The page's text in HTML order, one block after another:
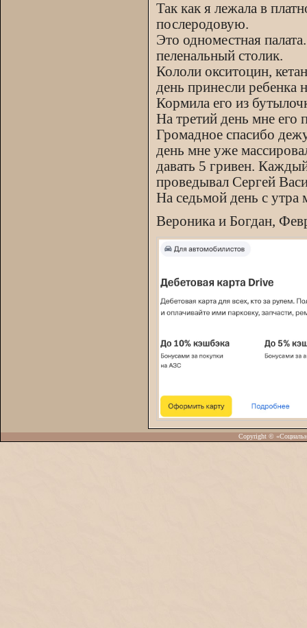
Так как я лежала в
послеродовую.
Это одноместная
пеленальный столик.
Кололи окситоцин,
день принесли ребенка
Кормила его из
На третий день мне его
Громадное спасибо
день мне уже
давать 5 гривен.
проведывал Сергей
На седьмой день с
Вероника и Богдан,
Copyright ©